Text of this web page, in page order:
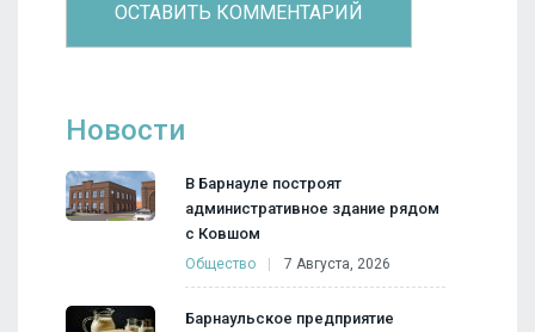
Новости
В Барнауле построят
административное здание рядом
с Ковшом
Общество 7 Августа, 2026
Барнаульское предприятие